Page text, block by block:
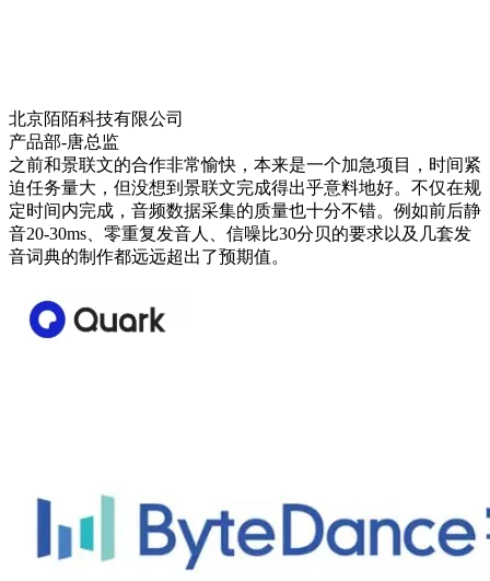
北京陌陌科技有限公司
产品部-唐总监
之前和景联文的合作非常愉快，本来是一个加急项目，时间紧
迫任务量大，但没想到景联文完成得出乎意料地好。不仅在规
定时间内完成，音频数据采集的质量也十分不错。例如前后静
音20-30ms、零重复发音人、信噪比30分贝的要求以及几套发
音词典的制作都远远超出了预期值。